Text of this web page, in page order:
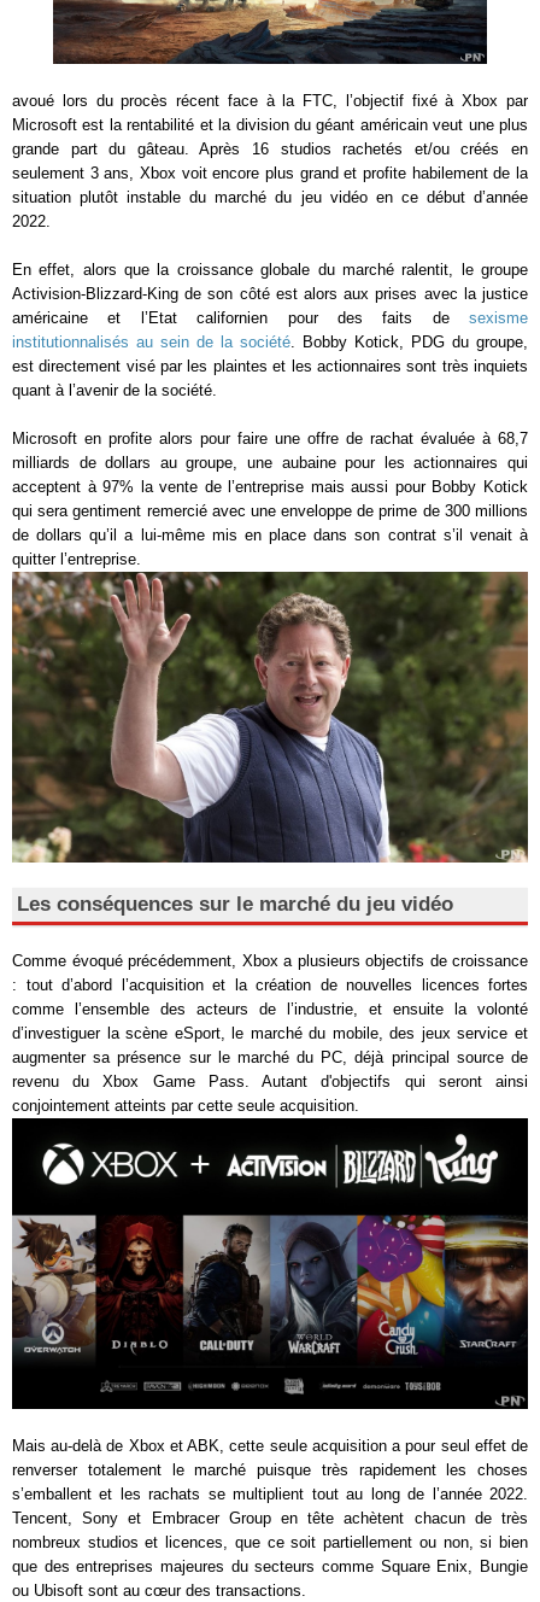
avoué lors du procès récent face à la FTC, l’objectif fixé à Xbox par
Microsoft est la rentabilité et la division du géant américain veut une plus
grande part du gâteau. Après 16 studios rachetés et/ou créés en
seulement 3 ans, Xbox voit encore plus grand et profite habilement de la
situation plutôt instable du marché du jeu vidéo en ce début d’année
2022.
En effet, alors que la croissance globale du marché ralentit, le groupe
Activision-Blizzard-King de son côté est alors aux prises avec la justice
américaine et l’Etat californien pour des faits de sexisme
institutionnalisés au sein de la société . Bobby Kotick, PDG du groupe,
est directement visé par les plaintes et les actionnaires sont très inquiets
quant à l’avenir de la société.
Microsoft en profite alors pour faire une offre de rachat évaluée à 68,7
milliards de dollars au groupe, une aubaine pour les actionnaires qui
acceptent à 97% la vente de l’entreprise mais aussi pour Bobby Kotick
qui sera gentiment remercié avec une enveloppe de prime de 300 millions
de dollars qu’il a lui-même mis en place dans son contrat s’il venait à
quitter l’entreprise.
Les conséquences sur le marché du jeu vidéo
Comme évoqué précédemment, Xbox a plusieurs objectifs de croissance
: tout d’abord l’acquisition et la création de nouvelles licences fortes
comme l’ensemble des acteurs de l’industrie, et ensuite la volonté
d’investiguer la scène eSport, le marché du mobile, des jeux service et
augmenter sa présence sur le marché du PC, déjà principal source de
revenu du Xbox Game Pass. Autant d'objectifs qui seront ainsi
conjointement atteints par cette seule acquisition.
Mais au-delà de Xbox et ABK, cette seule acquisition a pour seul effet de
renverser totalement le marché puisque très rapidement les choses
s’emballent et les rachats se multiplient tout au long de l’année 2022.
Tencent, Sony et Embracer Group en tête achètent chacun de très
nombreux studios et licences, que ce soit partiellement ou non, si bien
que des entreprises majeures du secteurs comme Square Enix, Bungie
ou Ubisoft sont au cœur des transactions.